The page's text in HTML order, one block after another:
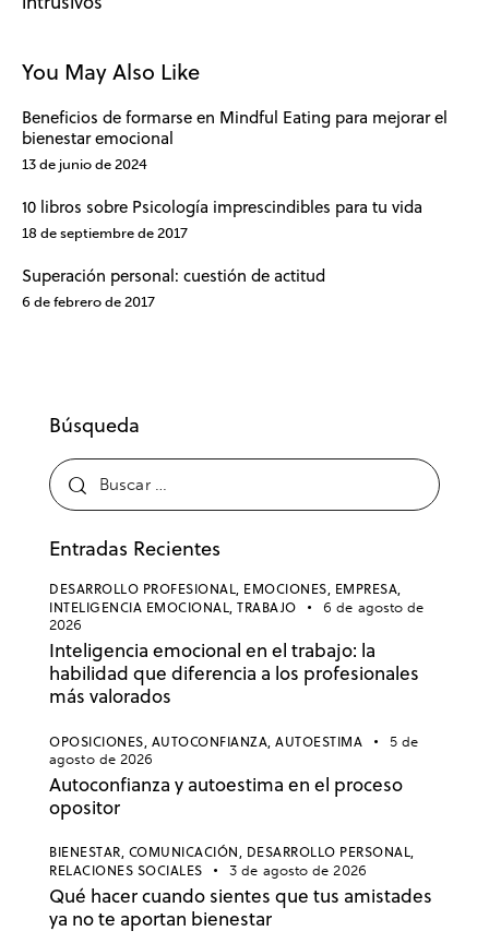
You May Also Like
Beneficios de formarse en Mindful Eating para mejorar el
bienestar emocional
13 de junio de 2024
10 libros sobre Psicología imprescindibles para tu vida
18 de septiembre de 2017
Superación personal: cuestión de actitud
6 de febrero de 2017
Búsqueda
Entradas Recientes
DESARROLLO PROFESIONAL, EMOCIONES, EMPRESA,
INTELIGENCIA EMOCIONAL, TRABAJO
6 de agosto de
2026
Inteligencia emocional en el trabajo: la
habilidad que diferencia a los profesionales
más valorados
OPOSICIONES, AUTOCONFIANZA, AUTOESTIMA
5 de
agosto de 2026
Autoconfianza y autoestima en el proceso
opositor
BIENESTAR, COMUNICACIÓN, DESARROLLO PERSONAL,
RELACIONES SOCIALES
3 de agosto de 2026
Qué hacer cuando sientes que tus amistades
ya no te aportan bienestar